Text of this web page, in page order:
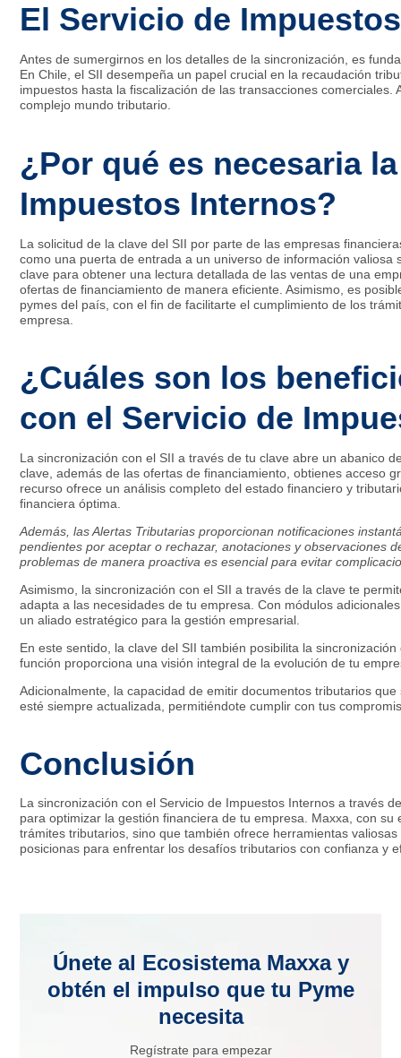
El Servicio de
Antes de sumergirnos en los detalles de la sincronización, es
En Chile, el SII desempeña un papel crucial en la recaudación
impuestos hasta la fiscalización de las transacciones
complejo mundo tributario.
¿Por qué es necesaria
Impuestos Internos?
La solicitud de la clave del SII por parte de las empresas
como una puerta de entrada a un universo de información
clave para obtener una lectura detallada de las ventas de una
ofertas de financiamiento de manera eficiente. Asimismo, es
pymes del país, con el fin de facilitarte el cumplimiento de los
empresa.
¿Cuáles son los
con el Servicio de
La sincronización con el SII a través de tu clave abre un abanico
clave, además de las ofertas de financiamiento, obtienes acceso
recurso ofrece un análisis completo del estado financiero y
financiera óptima.
Además, las Alertas Tributarias proporcionan notificaciones
pendientes por aceptar o rechazar, anotaciones y observaciones
problemas de manera proactiva es esencial para evitar
Asimismo, la sincronización con el SII a través de la clave te
adapta a las necesidades de tu empresa. Con módulos
un aliado estratégico para la gestión empresarial.
En este sentido, la clave del SII también posibilita la
función proporciona una visión integral de la evolución de tu
Adicionalmente, la capacidad de emitir documentos tributarios
esté siempre actualizada, permitiéndote cumplir con tus
Conclusión
La sincronización con el Servicio de Impuestos Internos a través
para optimizar la gestión financiera de tu empresa. Maxxa, con
trámites tributarios, sino que también ofrece herramientas
posicionas para enfrentar los desafíos tributarios con confianza y
Únete al Ecosistema Maxxa y
obtén el impulso que tu Pyme
necesita
Regístrate para empezar